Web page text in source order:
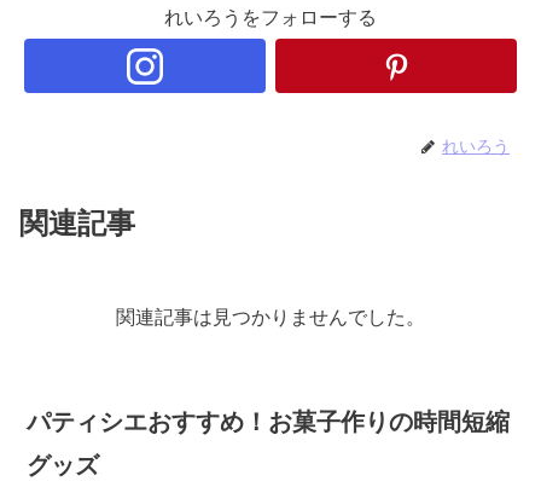
れいろうをフォローする
れいろう
関連記事
関連記事は見つかりませんでした。
パティシエおすすめ！お菓子作りの時間短縮
グッズ